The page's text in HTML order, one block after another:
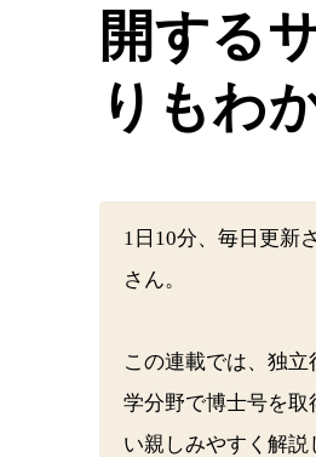
開する
りもわ
1日10分、毎日更新
さん。
この連載では、独
学分野で博士号を
い親しみやすく解